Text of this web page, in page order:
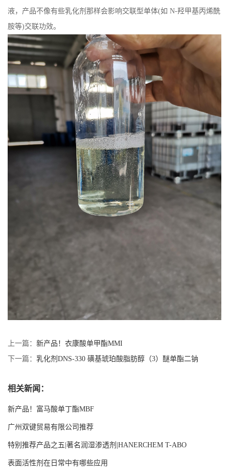
液，产品不像有些乳化剂那样会影响交联型单体(如 N-羟甲基丙烯酰
胺等)交联功效。
上一篇： 新产品！衣康酸单甲酯MMI
下一篇： 乳化剂DNS-330 磺基琥珀酸脂肪醇（3）醚单酯二钠
相关新闻：
新产品！富马酸单丁酯MBF
广州双键贸易有限公司推荐
特别推荐产品之五|著名润湿渗透剂|HANERCHEM T-ABO
表面活性剂在日常中有哪些应用